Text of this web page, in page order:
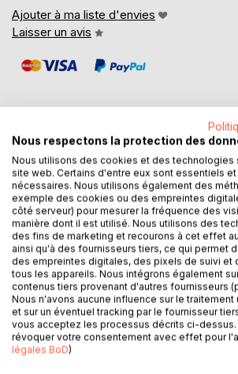
Ajouter à ma liste d'envies
Laisser un avis
DESCRIPTION
L'utopie écologique et sociale d'un grand
est bousculée par les Pirates,
sèment la terreur sur une plaine rurale et
l'immense métropole qui le dynamise.
Au cours d'une attaque, des villageois
neutraliser et capturer une assaillante.
réveille frappée d'amnésie...
Se retrouvant enrôlée malgré elle dans
Nous respectons la protection des
Nous utilisons des cookies et des technologies
site web. Certains d'entre eux sont essentiels
nécessaires. Nous utilisons également des
exemple des cookies ou des empreintes
côté serveur) pour mesurer la fréquence des
manière dont il est utilisé. Nous utilisons des
des fins de marketing et recourons à cet effet
ainsi qu'à des fournisseurs tiers, ce qui permet
des empreintes digitales, des pixels de suivi et
tous les appareils. Nous intégrons également
contenus tiers provenant d'autres fournisseurs
Nous n'avons aucune influence sur le
et sur un éventuel tracking par le fournisseur
vous acceptez les processus décrits ci-dessus.
révoquer votre consentement avec effet pour
légales BoD)